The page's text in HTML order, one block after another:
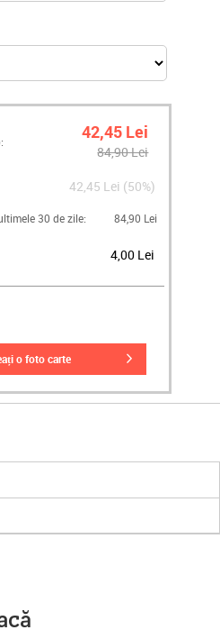
42,45 Lei
84,90 Lei
42,45 Lei (50%)
30 de zile: 84,90 Lei
4,00 Lei
o foto carte